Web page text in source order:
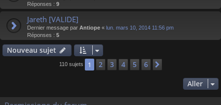
Réponses : 9
Jareth [VALIDE]
Dernier message par Antiope « lun. mars 10, 2014 11:56 pm
Réponses : 5
Nouveau sujet
110 sujets 1 2 3 4 5 6
Aller